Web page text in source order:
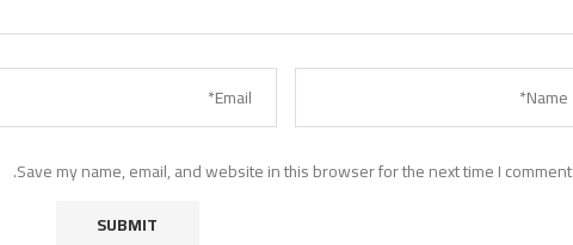
Save my name, email, and website in this browser for the next time I comment.